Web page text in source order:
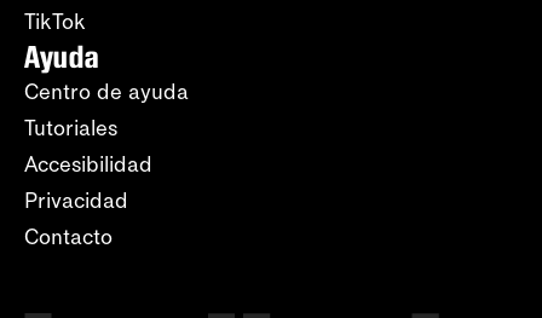
TikTok
Ayuda
Centro de ayuda
Tutoriales
Accesibilidad
Privacidad
Contacto